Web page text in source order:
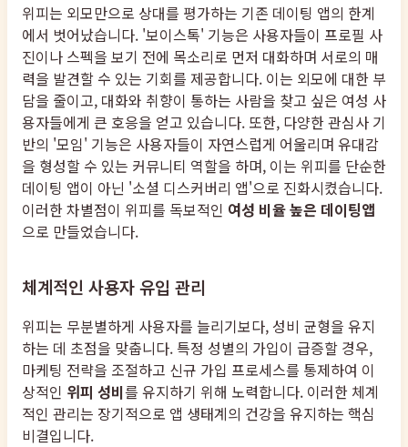
위피는 외모만으로 상대를 평가하는 기존 데이팅 앱의 한계
에서 벗어났습니다. '보이스톡' 기능은 사용자들이 프로필 사
진이나 스펙을 보기 전에 목소리로 먼저 대화하며 서로의 매
력을 발견할 수 있는 기회를 제공합니다. 이는 외모에 대한 부
담을 줄이고, 대화와 취향이 통하는 사람을 찾고 싶은 여성 사
용자들에게 큰 호응을 얻고 있습니다. 또한, 다양한 관심사 기
반의 '모임' 기능은 사용자들이 자연스럽게 어울리며 유대감
을 형성할 수 있는 커뮤니티 역할을 하며, 이는 위피를 단순한
데이팅 앱이 아닌 '소셜 디스커버리 앱'으로 진화시켰습니다.
이러한 차별점이 위피를 독보적인 여성 비율 높은 데이팅앱
으로 만들었습니다.
체계적인 사용자 유입 관리
위피는 무분별하게 사용자를 늘리기보다, 성비 균형을 유지
하는 데 초점을 맞춥니다. 특정 성별의 가입이 급증할 경우,
마케팅 전략을 조절하고 신규 가입 프로세스를 통제하여 이
상적인 위피 성비를 유지하기 위해 노력합니다. 이러한 체계
적인 관리는 장기적으로 앱 생태계의 건강을 유지하는 핵심
비결입니다.